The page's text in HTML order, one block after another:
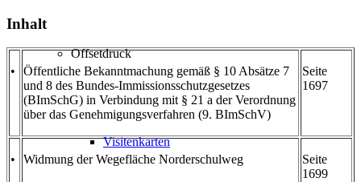
Offsetdruck
Visitenkarten
Inhalt
•
Öffentliche Bekanntmachung gemäß § 10 Absätze 7
und 8 des Bundes-Immissionsschutzgesetzes
(BImSchG) in Verbindung mit § 21 a der Verordnung
über das Genehmigungsverfahren (9. BImSchV)
Seite
1697
• Widmung der Wegefläche Norderschulweg
Seite
1699